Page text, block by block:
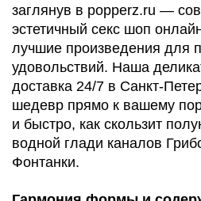
заглянув в popperz.ru —
эстетичный секс шоп
лучшие произведения для
удовольствий. Наша
доставка 24/7 в Санкт-
шедевр прямо к вашему
и быстро, как скользит
водной глади каналов
Фонтанки.